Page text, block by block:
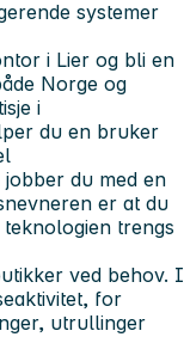
systemer
i Lier og bli en
Norge og
i
du en bruker
du med en
er at du
trengs
ved behov. I
for
utrullinger